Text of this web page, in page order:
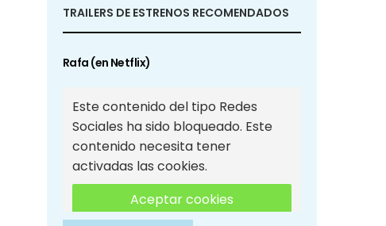
TRAILERS DE ESTRENOS RECOMENDADOS
Rafa (en Netflix)
Este contenido del tipo Redes
Sociales ha sido bloqueado. Este
contenido necesita tener
activadas las cookies.
Aceptar cookies